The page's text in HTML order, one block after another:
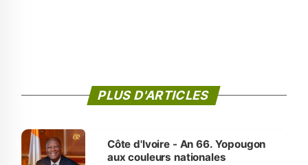
PLUS D'ARTICLES
Côte d'Ivoire - An 66. Yopougon
aux couleurs nationales